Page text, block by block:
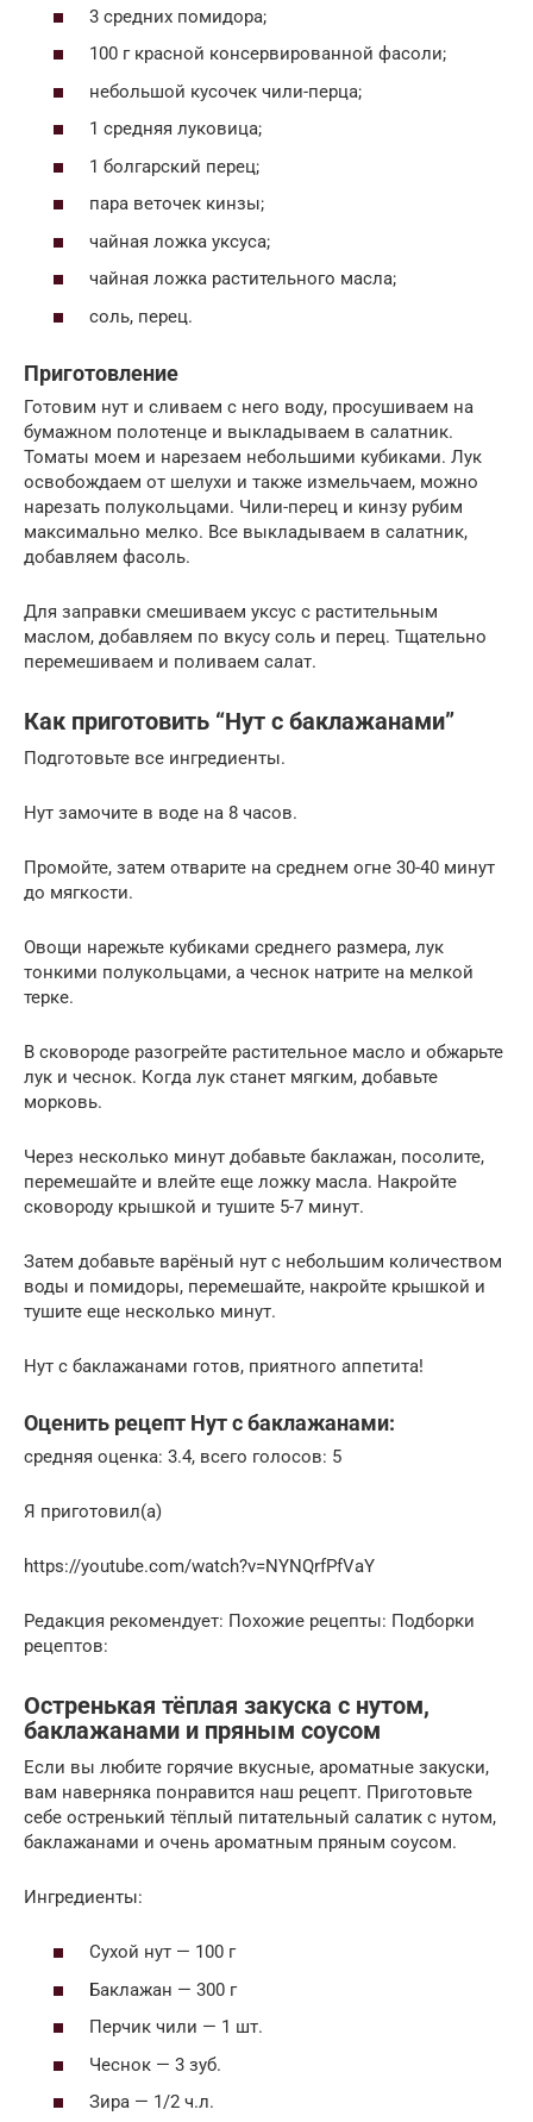
3 средних помидора;
100 г красной консервированной фасоли;
небольшой кусочек чили-перца;
1 средняя луковица;
1 болгарский перец;
пара веточек кинзы;
чайная ложка уксуса;
чайная ложка растительного масла;
соль, перец.
Приготовление
Готовим нут и сливаем с него воду, просушиваем на
бумажном полотенце и выкладываем в салатник.
Томаты моем и нарезаем небольшими кубиками. Лук
освобождаем от шелухи и также измельчаем, можно
нарезать полукольцами. Чили-перец и кинзу рубим
максимально мелко. Все выкладываем в салатник,
добавляем фасоль.
Для заправки смешиваем уксус с растительным
маслом, добавляем по вкусу соль и перец. Тщательно
перемешиваем и поливаем салат.
Как приготовить “Нут с баклажанами”
Подготовьте все ингредиенты.
Нут замочите в воде на 8 часов.
Промойте, затем отварите на среднем огне 30-40 минут
до мягкости.
Овощи нарежьте кубиками среднего размера, лук
тонкими полукольцами, а чеснок натрите на мелкой
терке.
В сковороде разогрейте растительное масло и обжарьте
лук и чеснок. Когда лук станет мягким, добавьте
морковь.
Через несколько минут добавьте баклажан, посолите,
перемешайте и влейте еще ложку масла. Накройте
сковороду крышкой и тушите 5-7 минут.
Затем добавьте варёный нут с небольшим количеством
воды и помидоры, перемешайте, накройте крышкой и
тушите еще несколько минут.
Нут с баклажанами готов, приятного аппетита!
Оценить рецепт Нут с баклажанами:
средняя оценка: 3.4, всего голосов: 5
Я приготовил(а)
https://youtube.com/watch?v=NYNQrfPfVaY
Редакция рекомендует: Похожие рецепты: Подборки
рецептов:
Остренькая тёплая закуска с нутом,
баклажанами и пряным соусом
Если вы любите горячие вкусные, ароматные закуски,
вам наверняка понравится наш рецепт. Приготовьте
себе остренький тёплый питательный салатик с нутом,
баклажанами и очень ароматным пряным соусом.
Ингредиенты:
Сухой нут — 100 г
Баклажан — 300 г
Перчик чили — 1 шт.
Чеснок — 3 зуб.
Зира — 1/2 ч.л.